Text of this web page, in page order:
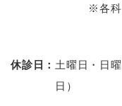
※各科
休診日： 土曜日・日
日）